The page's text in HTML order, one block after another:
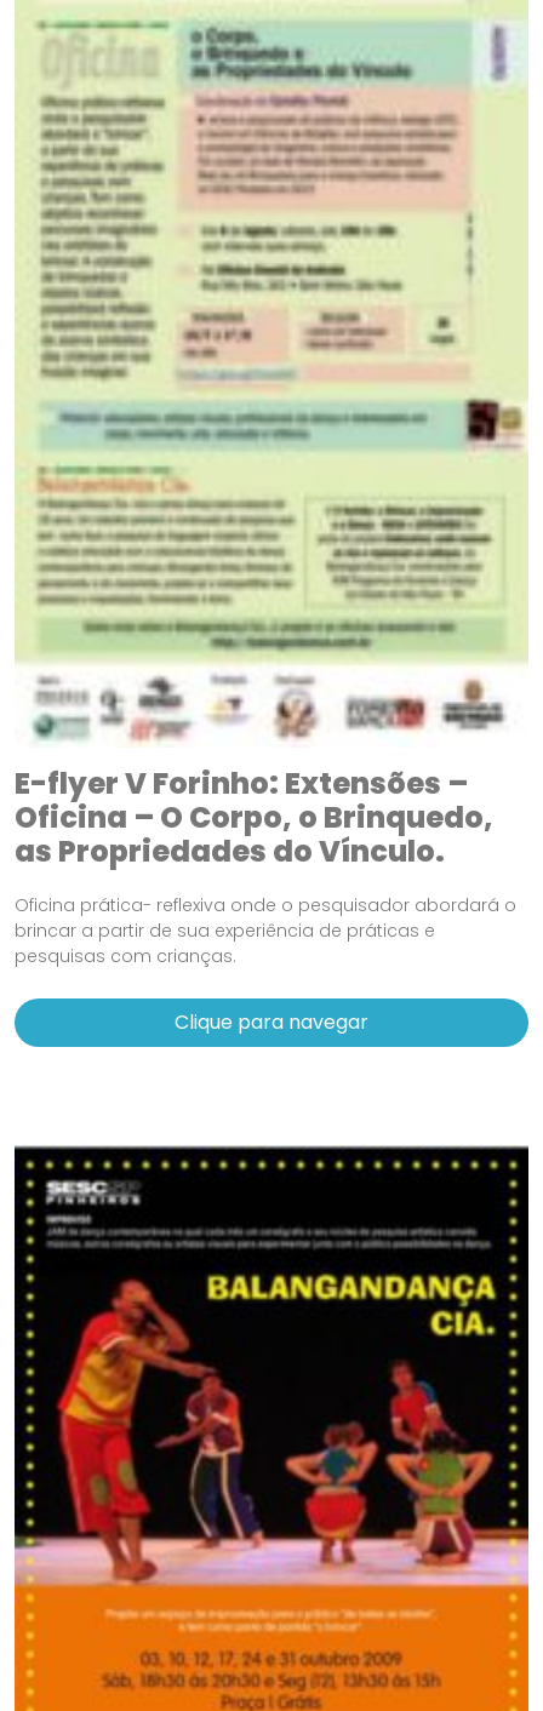
E-flyer V Forinho: Extensões –
Oficina – O Corpo, o Brinquedo,
as Propriedades do Vínculo.
Oficina prática- reflexiva onde o pesquisador abordará o
brincar a partir de sua experiência de práticas e
pesquisas com crianças.
Clique para navegar